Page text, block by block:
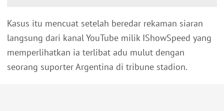
Kasus itu mencuat setelah beredar rekaman siaran
langsung dari kanal YouTube milik IShowSpeed yang
memperlihatkan ia terlibat adu mulut dengan
seorang suporter Argentina di tribune stadion.